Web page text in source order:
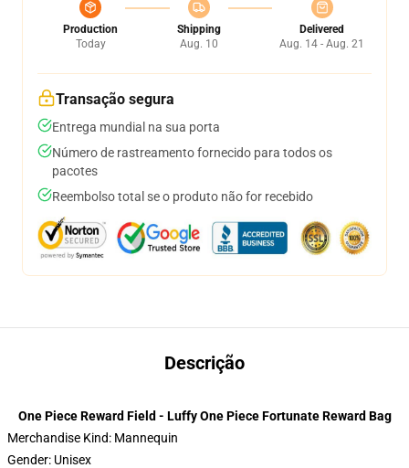
Production
Today
Shipping
Aug. 10
Delivered
Aug. 14 - Aug. 21
Transação segura
Entrega mundial na sua porta
Número de rastreamento fornecido para todos os
pacotes
Reembolso total se o produto não for recebido
Descrição
One Piece Reward Field - Luffy One Piece Fortunate Reward Bag
Merchandise Kind: Mannequin
Gender: Unisex